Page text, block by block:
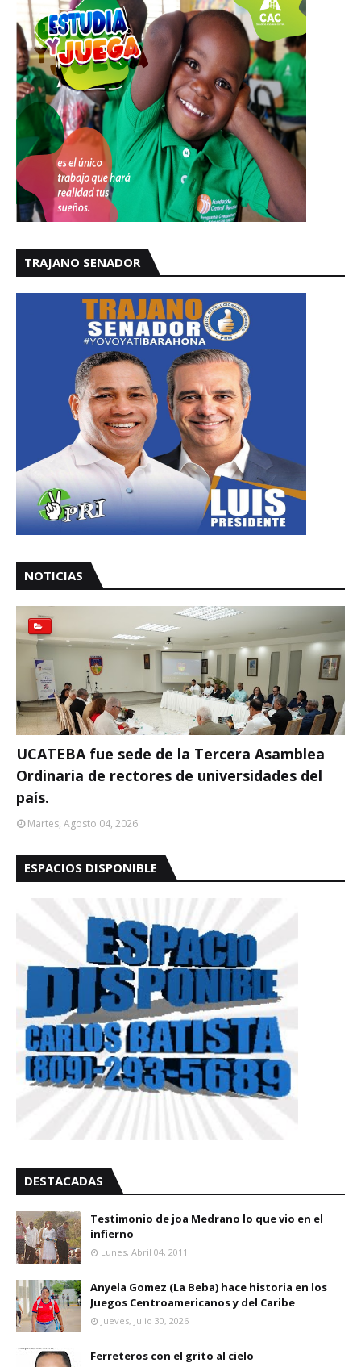
TRAJANO SENADOR
NOTICIAS
UCATEBA fue sede de la Tercera Asamblea
Ordinaria de rectores de universidades del
país.
Martes, Agosto 04, 2026
ESPACIOS DISPONIBLE
DESTACADAS
Testimonio de joa Medrano lo que vio en el
infierno
Lunes, Abril 04, 2011
Anyela Gomez (La Beba) hace historia en los
Juegos Centroamericanos y del Caribe
Jueves, Julio 30, 2026
Ferreteros con el grito al cielo